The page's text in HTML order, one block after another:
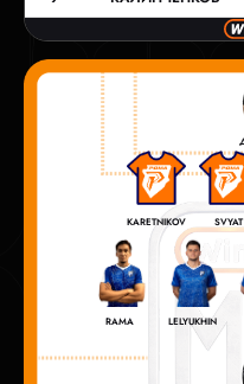
KARETNIKOV SVYAT
RAMA LELYUKHIN